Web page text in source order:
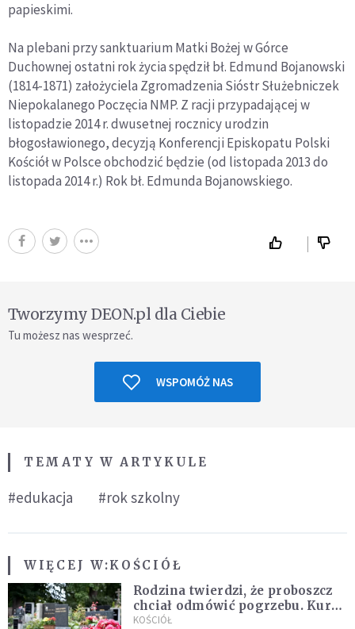
papieskimi.
Na plebani przy sanktuarium Matki Bożej w Górce
Duchownej ostatni rok życia spędził bł. Edmund Bojanowski
(1814-1871) założyciela Zgromadzenia Sióstr Służebniczek
Niepokalanego Poczęcia NMP. Z racji przypadającej w
listopadzie 2014 r. dwusetnej rocznicy urodzin
błogosławionego, decyzją Konferencji Episkopatu Polski
Kościół w Polsce obchodzić będzie (od listopada 2013 do
listopada 2014 r.) Rok bł. Edmunda Bojanowskiego.
Tworzymy DEON.pl dla Ciebie
Tu możesz nas wesprzeć.
WSPOMÓŻ NAS
TEMATY W ARTYKULE
#edukacja #rok szkolny
WIĘCEJ W:KOŚCIÓŁ
Rodzina twierdzi, że proboszcz
chciał odmówić pogrzebu. Kuria
zapowiada wyjaśnienia
KOŚCIÓŁ